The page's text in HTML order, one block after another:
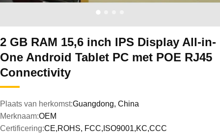
2 GB RAM 15,6 inch IPS Display All-in-
One Android Tablet PC met POE RJ45
Connectivity
Plaats van herkomst:Guangdong, China
Merknaam:OEM
Certificering:CE,ROHS, FCC,ISO9001,KC,CCC